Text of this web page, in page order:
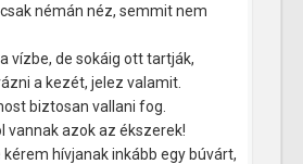
némán néz, semmit nem
vízbe, de sokáig ott tartják,
a kezét, jelez valamit.
biztosan vallani fog.
vannak azok az ékszerek!
hívjanak inkább egy búvárt,